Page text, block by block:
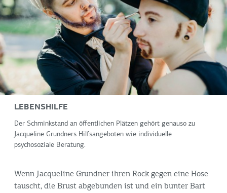
LEBENSHILFE
Der Schminkstand an öffentlichen Plätzen gehört genauso zu
Jacqueline Grundners Hilfsangeboten wie individuelle
psychosoziale Beratung.
Wenn Jacqueline Grundner ihren Rock gegen eine Hose
tauscht, die Brust abgebunden ist und ein bunter Bart